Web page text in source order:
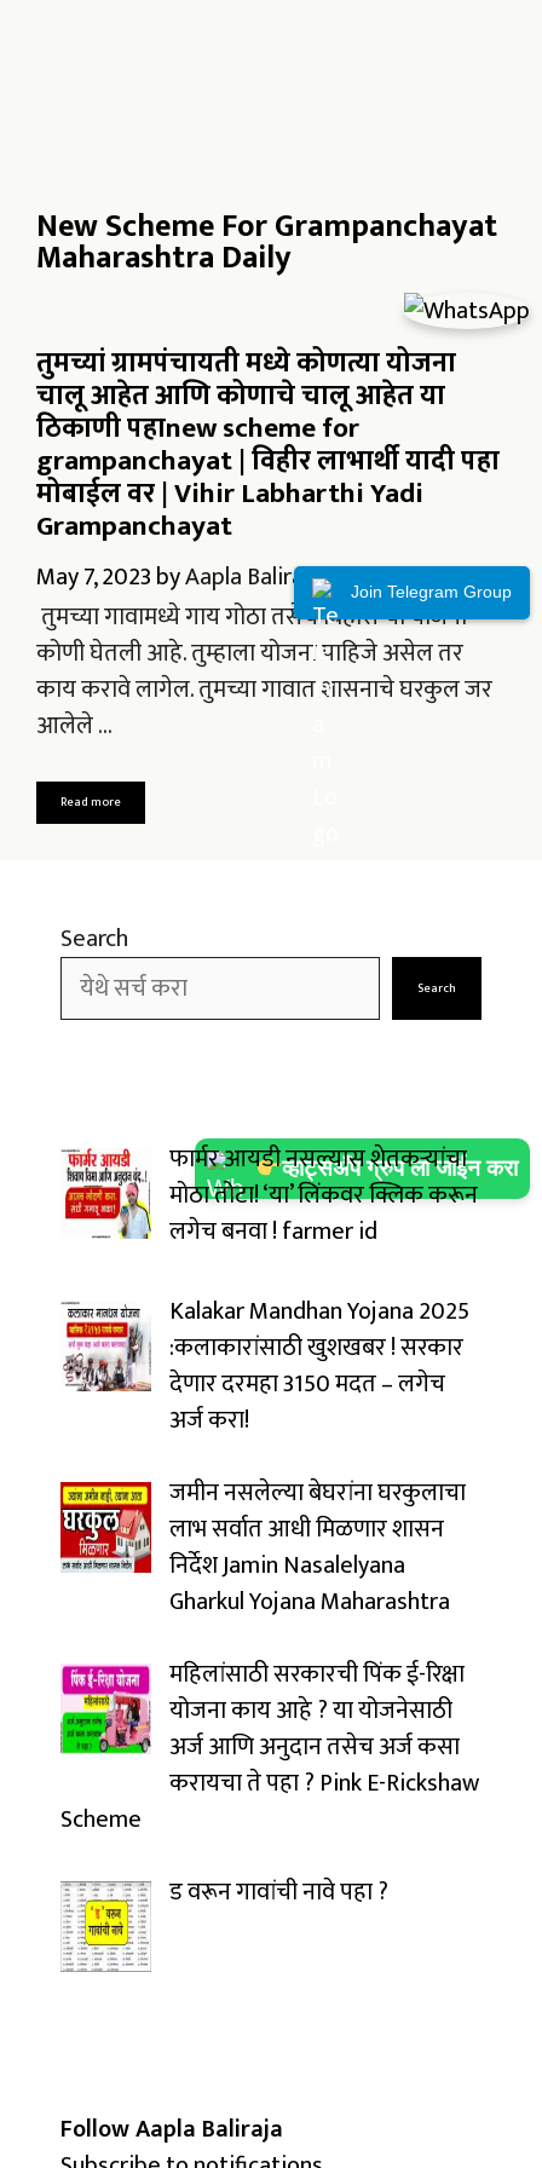
New Scheme For Grampanchayat
Maharashtra Daily
तुमच्यां ग्रामपंचायती मध्ये कोणत्या योजना
चालू आहेत आणि कोणाचे चालू आहेत या
ठिकाणी पहाnew scheme for
grampanchayat | विहीर लाभार्थी यादी पहा
मोबाईल वर | Vihir Labharthi Yadi
Grampanchayat
May 7, 2023byAapla Baliraja
तुमच्या गावामध्ये गाय गोठा तसेच विहीरी ची योजना
कोणी घेतली आहे. तुम्हाला योजना पाहिजे असेल तर
काय करावे लागेल. तुमच्या गावात शासनाचे घरकुल जर
आलेले …
Read more
Join Telegram Group
व्हाट्सअँप ग्रुप ला जॉईन करा
Search
Search
फार्मर आयडी नसल्यास शेतकऱ्यांचा
मोठा तोटा! ‘या’ लिंकवर क्लिक करून
लगेच बनवा ! farmer id
Kalakar Mandhan Yojana 2025
:कलाकारांसाठी खुशखबर ! सरकार
देणार दरमहा ₹3150 मदत – लगेच
अर्ज करा!
जमीन नसलेल्या बेघरांना घरकुलाचा
लाभ सर्वात आधी मिळणार शासन
निर्देश Jamin Nasalelyana
Gharkul Yojana Maharashtra
महिलांसाठी सरकारची पिंक ई-रिक्षा
योजना काय आहे ? या योजनेसाठी
अर्ज आणि अनुदान तसेच अर्ज कसा
करायचा ते पहा ? Pink E-Rickshaw
Scheme
ड वरून गावांची नावे पहा ?
Follow Aapla Baliraja